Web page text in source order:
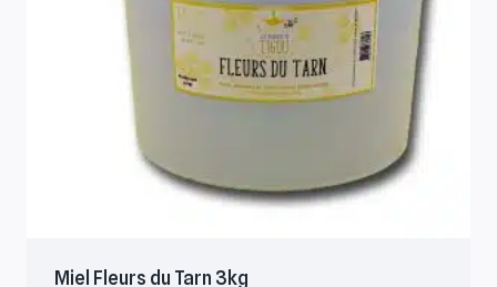
Miel Fleurs du Tarn 3kg